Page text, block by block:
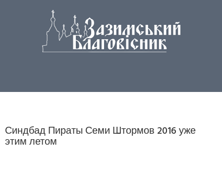
Синдбад Пираты Семи Штормов 2016 уже
этим летом